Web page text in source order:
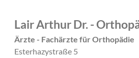
Lair Arthur Dr. -
Ärzte - Fachärzte für Orthopädie
Esterhazystraße 5